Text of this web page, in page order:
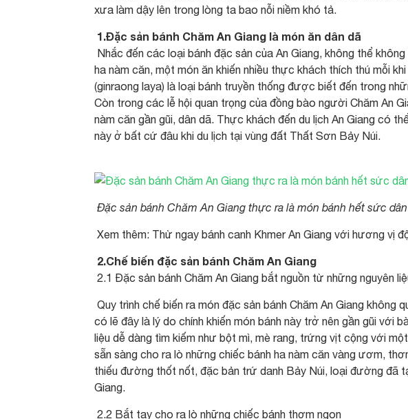
xưa làm dậy lên trong lòng ta bao nỗi niềm khó tả.
1.Đặc sản bánh Chăm An Giang là món ăn dân dã
Nhắc đến các loại bánh đặc sản của An Giang, không thể
ha nàm căn, một món ăn khiến nhiều thực khách thích thú mỗi
(ginraong laya) là loại bánh truyền thống được biết đến trong
Còn trong các lễ hội quan trọng của đồng bào người Chăm An
nàm căn gần gũi, dân dã. Thực khách đến du lịch An Giang có
này ở bất cứ đâu khi du lịch tại vùng đất Thất Sơn Bảy Núi.
Đặc sản bánh Chăm An Giang thực ra là món bánh hết sức
Xem thêm: Thử ngay bánh canh Khmer An Giang với hương vị
2.Chế biến đặc sản bánh Chăm An Giang
2.1 Đặc sản bánh Chăm An Giang bắt nguồn từ những nguyên
Quy trình chế biến ra món đặc sản bánh Chăm An Giang không
có lẽ đây là lý do chính khiến món bánh này trở nên gần gũi với
liệu dễ dàng tìm kiếm như bột mì, mè rang, trứng vịt cộng với
sẵn sàng cho ra lò những chiếc bánh ha nàm căn vàng ươm,
thiếu đường thốt nốt, đặc bản trứ danh Bảy Núi, loại đường đã
Giang.
2.2 Bắt tay cho ra lò những chiếc bánh thơm ngon